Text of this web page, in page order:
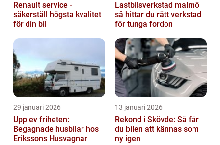
Renault service -
säkerställ högsta kvalitet
för din bil
Lastbilsverkstad malmö
så hittar du rätt verkstad
för tunga fordon
29 januari 2026
Upplev friheten:
Begagnade husbilar hos
Erikssons Husvagnar
13 januari 2026
Rekond i Skövde: Så får
du bilen att kännas som
ny igen